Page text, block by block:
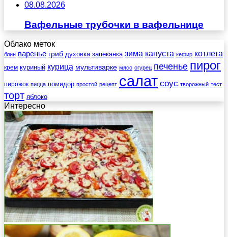
08.08.2026
Вафельные трубочки в вафельнице
Облако меток
блин варенье гриб духовка запеканка зима капуста кефир котлета
крем куриный курица мультиварке мясо огурец печенье пирог
пирожок пицца помидор простой рецепт салат соус творожный тест
торт яблоко
Интересно